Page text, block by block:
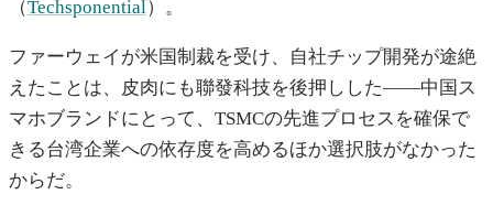
（Techsponential ）。
ファーウェイが米国制裁を受け、自社チップ開発が途絶
えたことは、皮肉にも聯發科技を後押しした——中国ス
マホブランドにとって、TSMCの先進プロセスを確保で
きる台湾企業への依存度を高めるほか選択肢がなかった
からだ。